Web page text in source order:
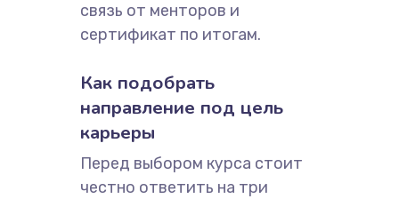
связь от менторов и
сертификат по итогам.
Как подобрать
направление под цель
карьеры
Перед выбором курса стоит
честно ответить на три